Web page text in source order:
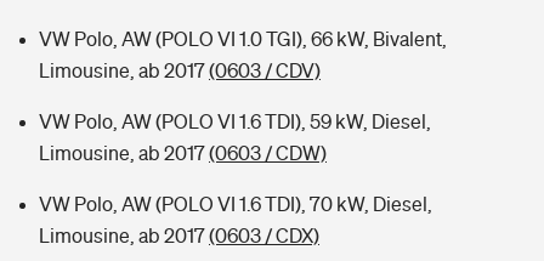
VW Polo, AW (POLO VI 1.0 TGI), 66 kW, Bivalent,
Limousine, ab 2017(0603 / CDV)
VW Polo, AW (POLO VI 1.6 TDI), 59 kW, Diesel,
Limousine, ab 2017(0603 / CDW)
VW Polo, AW (POLO VI 1.6 TDI), 70 kW, Diesel,
Limousine, ab 2017(0603 / CDX)